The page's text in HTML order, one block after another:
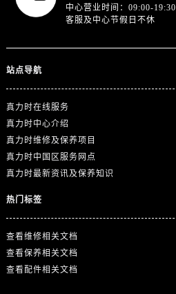
中心营业时间：09:00-19:30
客服及中心节假日不休
站点导航
真力时在线服务
真力时中心介绍
真力时维修及保养项目
真力时中国区服务网点
真力时最新资讯及保养知识
热门标签
查看维修相关文档
查看保养相关文档
查看配件相关文档